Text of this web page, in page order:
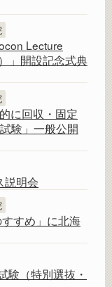
Lecture
」開設記念式典
に回収・固定
験」一般公開
説明会
すめ」に北海
験（特別選抜・